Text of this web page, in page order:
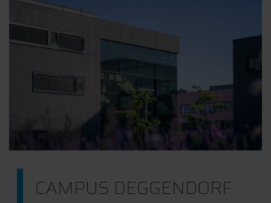
CAMPUS DEGGENDORF